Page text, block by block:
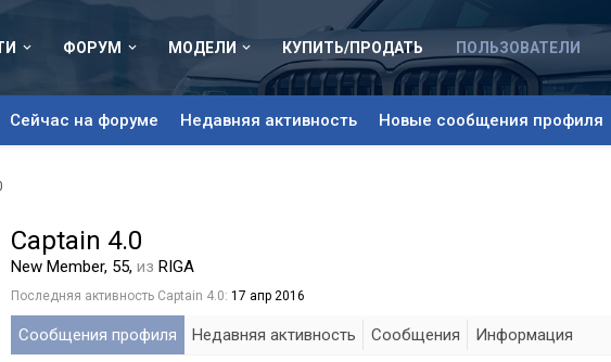
ФОРУМ МОДЕЛИ КУПИТЬ/ПРОДАТЬ ПОЛЬЗОВАТЕЛИ
Сейчас на форуме Недавняя активность Новые сообщения профиля
Captain 4.0
New Member, 55, из RIGA
Последняя активность Captain 4.0: 17 апр 2016
Сообщения профиля Недавняя активность Сообщения Информация